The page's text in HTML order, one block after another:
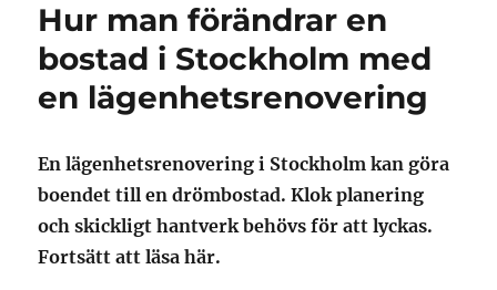
Hur man förändrar en
bostad i Stockholm med
en lägenhetsrenovering
En lägenhetsrenovering i Stockholm kan göra
boendet till en drömbostad. Klok planering
och skickligt hantverk behövs för att lyckas.
Fortsätt att läsa här.